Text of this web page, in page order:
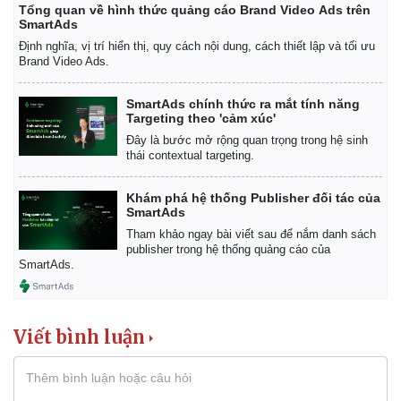
Tổng quan về hình thức quảng cáo Brand Video Ads trên
SmartAds
Định nghĩa, vị trí hiển thị, quy cách nội dung, cách thiết lập và tối ưu
Brand Video Ads.
SmartAds chính thức ra mắt tính năng
Targeting theo 'cảm xúc'
Đây là bước mở rộng quan trọng trong hệ sinh
thái contextual targeting.
Khám phá hệ thống Publisher đối tác của
SmartAds
Tham khảo ngay bài viết sau để nắm danh sách
publisher trong hệ thống quảng cáo của
SmartAds.
Viết bình luận